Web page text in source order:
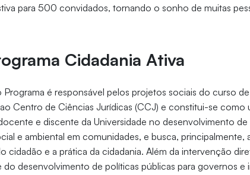
para 500 convidados, tornando o sonho de muitas
Cidadania Ativa
é responsável pelos projetos sociais do curso
Centro de Ciências Jurídicas (CCJ) e constitui-se como
e discente da Universidade no desenvolvimento
e ambiental em comunidades, e busca,
cidadão e a prática da cidadania. Além da intervenção
do desenvolvimento de políticas públicas para governos e